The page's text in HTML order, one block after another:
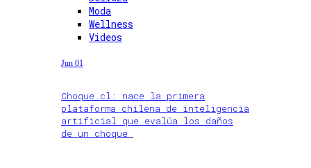
Moda
Wellness
Videos
Jun 01
Choque.cl: nace la primera
plataforma chilena de inteligencia
artificial que evalúa los daños
de un choque